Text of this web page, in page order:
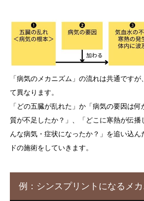
「病気のメカニズム」の流れは共通です
て異なります。
「どの五臓が乱れた」か「病気の要因は
質が不足したか？」、「どこに寒熱が伝播
んな病気・症状になったか？」を追い込ん
ドの施術をしていきます。
例：シンスプリントになるメ